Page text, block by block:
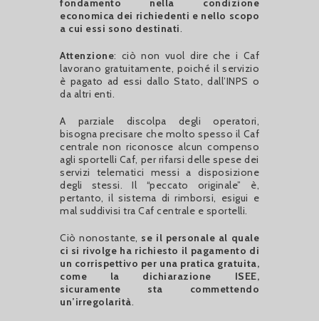
fondamento nella condizione
economica dei richiedenti e nello scopo
a cui essi sono destinati.
Attenzione: ciò non vuol dire che i Caf
lavorano gratuitamente, poiché il servizio
è pagato ad essi dallo Stato, dall’INPS o
da altri enti.
A parziale discolpa degli operatori,
bisogna precisare che molto spesso il Caf
centrale non riconosce alcun compenso
agli sportelli Caf, per rifarsi delle spese dei
servizi telematici messi a disposizione
degli stessi. Il “peccato originale” è,
pertanto, il sistema di rimborsi, esigui e
mal suddivisi tra Caf centrale e sportelli.
Ciò nonostante, se il personale al quale
ci si rivolge ha richiesto il pagamento di
un corrispettivo per una pratica gratuita,
come la dichiarazione ISEE,
sicuramente sta commettendo
un’irregolarità.